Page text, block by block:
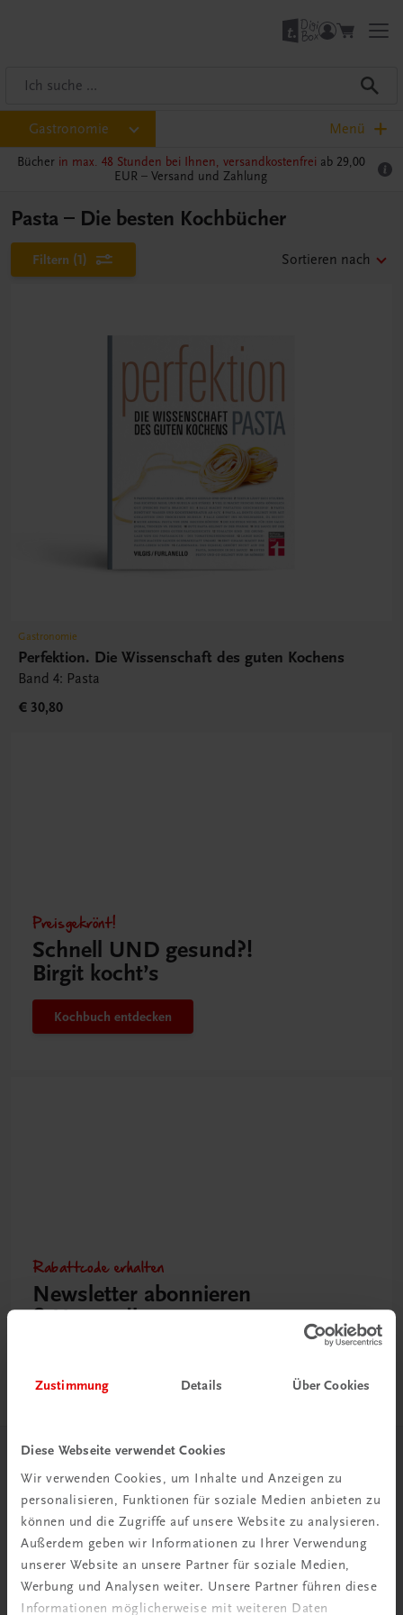
Zustimmung Details Über Cookies
Diese Webseite verwendet Cookies
Wir verwenden Cookies, um Inhalte und Anzeigen zu
personalisieren, Funktionen für soziale Medien anbieten zu
können und die Zugriffe auf unsere Website zu analysieren.
Außerdem geben wir Informationen zu Ihrer Verwendung
unserer Website an unsere Partner für soziale Medien,
Werbung und Analysen weiter. Unsere Partner führen diese
Informationen möglicherweise mit weiteren Daten
Gastronomie Menü
Bücher in max. 48 Stunden bei Ihnen, versandkostenfrei ab 29,00
EUR – Versand und Zahlung
Pasta – Die besten Kochbücher
Filtern (1) Sortieren nach
Gastronomie
Perfektion. Die Wissenschaft des guten Kochens
Band 4: Pasta
€ 30,80
Preisgekrönt!
Schnell UND gesund?!
Birgit kocht’s
Kochbuch entdecken
Rabattcode erhalten
Newsletter abonnieren
& Versandkosten sparen
Herzlich willkommen bei TRAUNER!
Wir über uns